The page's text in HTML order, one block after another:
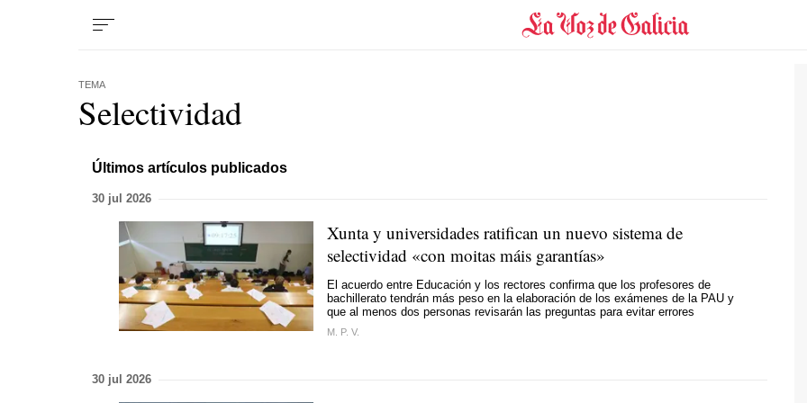
TEMA
Selectividad
Últimos artículos publicados
30 jul 2026
Xunta y universidades ratifican un nuevo sistema de
selectividad «con moitas máis garantías»
El acuerdo entre Educación y los rectores confirma que los profesores de
bachillerato tendrán más peso en la elaboración de los exámenes de la PAU y
que al menos dos personas revisarán las preguntas para evitar errores
M. P. V.
30 jul 2026